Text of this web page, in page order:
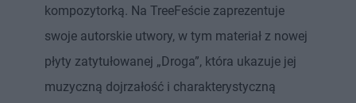
kompozytorką. Na TreeFeście zaprezentuje
swoje autorskie utwory, w tym materiał z nowej
płyty zatytułowanej „Droga”, która ukazuje jej
muzyczną dojrzałość i charakterystyczną